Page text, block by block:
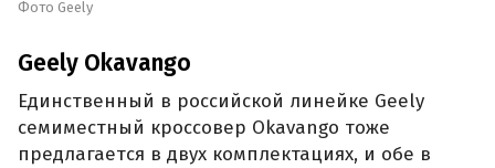
Фото Geely
Geely Okavango
Единственный в российской линейке Geely
семиместный кроссовер Okavango тоже
предлагается в двух комплектациях, и обе в